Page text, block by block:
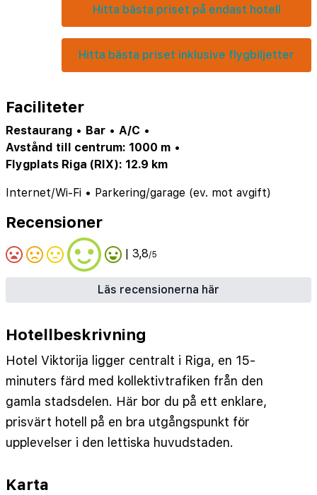
Hitta bästa priset på endast hotell
Hitta bästa priset inklusive flygbiljetter
Faciliteter
Restaurang • Bar • A/C •
Avstånd till centrum: 1000 m •
Flygplats Riga (RIX): 12.9 km
Internet/Wi-Fi • Parkering/garage (ev. mot avgift)
Recensioner
| 3,8/5
Läs recensionerna här
Hotellbeskrivning
Hotel Viktorija ligger centralt i Riga, en 15-
minuters färd med kollektivtrafiken från den
gamla stadsdelen. Här bor du på ett enklare,
prisvärt hotell på en bra utgångspunkt för
upplevelser i den lettiska huvudstaden.
Karta